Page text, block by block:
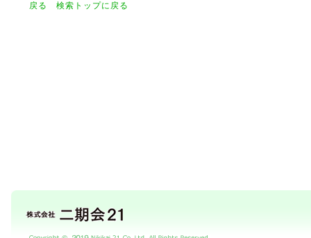
戻る 検索トップに戻る